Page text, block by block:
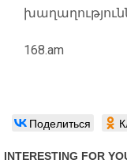
168.am
Поделиться